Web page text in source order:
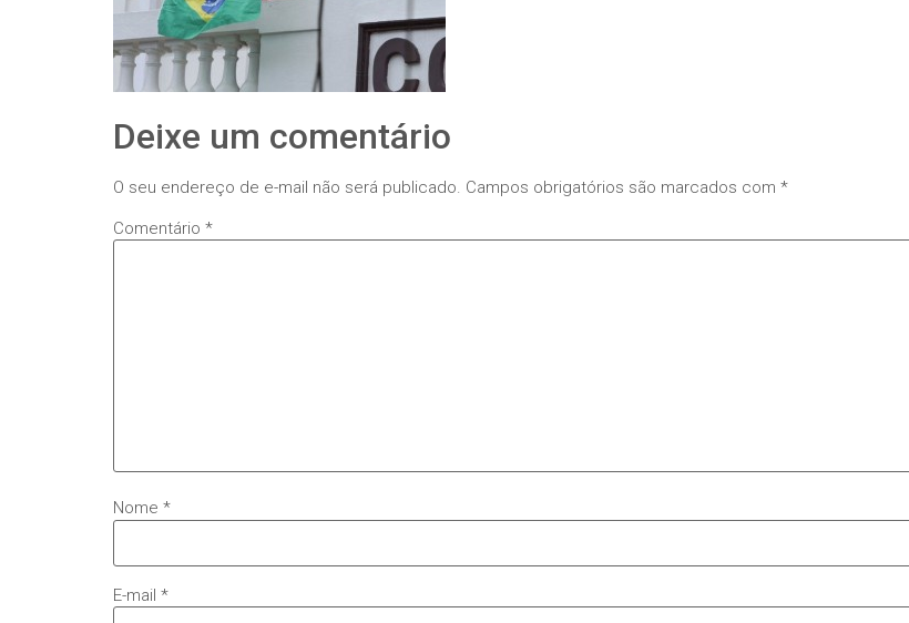
Deixe um comentário
O seu endereço de e-mail não será publicado. Campos obrigatórios são marcados com *
Comentário *
Nome *
E-mail *